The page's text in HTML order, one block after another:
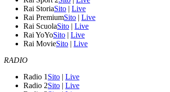
Rai StoriaSito | Live
Rai PremiumSito | Live
Rai ScuolaSito | Live
Rai YoYoSito | Live
Rai MovieSito | Live
RADIO
Radio 1 Sito | Live
Radio 2Sito | Live